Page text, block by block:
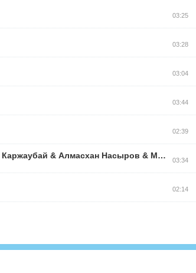
03:25
03:28
03:04
03:44
02:39
& Алмасхан Насыров & Малик Жамбылулы
03:34
02:14